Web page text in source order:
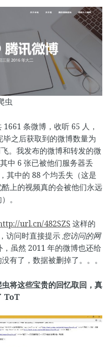
虫
条微博，收听 65 人，
之后获取到的微博数量为
。我发布的微博和转发的微
中 6 张已被他们服务器丢
其中的 88 个均丢失（这是
上的视频真的会被他们永远
。
url.cn/482SZS 这样的
访问时直接提示 您访问的网
虽然 2011 年的微博也还给
有了，数据被删掉了。。。
将这些宝贵的回忆取回，真
ToT